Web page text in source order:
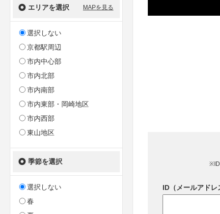
エリアを選択 MAPを見る
選択しない
京都駅周辺
市内中心部
市内北部
市内南部
市内東部・岡崎地区
市内西部
東山地区
季節を選択
選択しない
春
※ID
ID（メールアドレ